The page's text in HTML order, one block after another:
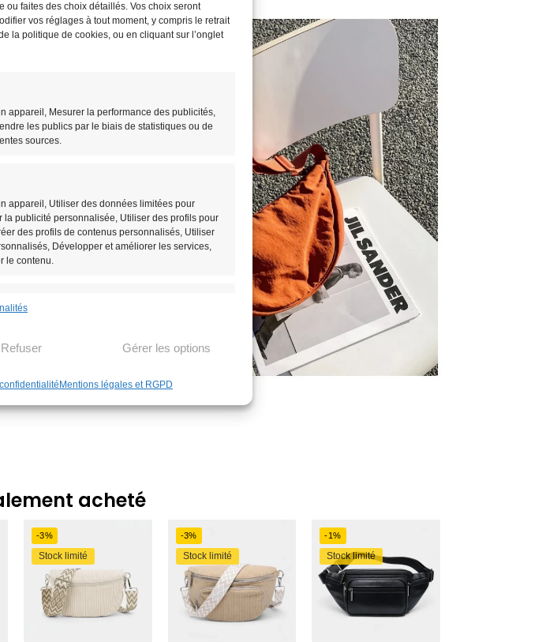
faites des choix détaillés. Vos choix seront
vos réglages à tout moment, y compris le retrait
la politique de cookies, ou en cliquant sur l’onglet
appareil, Mesurer la performance des publicités,
les publics par le biais de statistiques ou de
sources.
appareil, Utiliser des données limitées pour
publicité personnalisée, Utiliser des profils pour
des profils de contenus personnalisés, Utiliser
Développer et améliorer les services,
le contenu.
appareils en fonction des
Identifier les appareils à partir
Refuser Gérer les options
Mentions légales et RGPD
acheté
-3%
Stock limité
-3%
Stock limité
-1%
Stock limité